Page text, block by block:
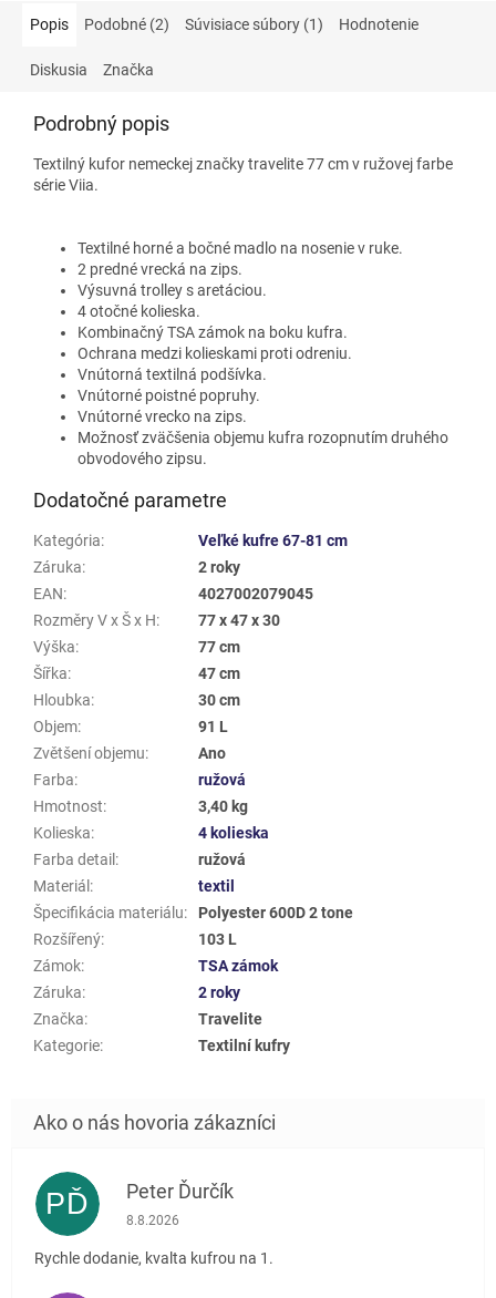
Popis Podobné (2) Súvisiace súbory (1) Hodnotenie
Diskusia Značka
Podrobný popis
Textilný kufor nemeckej značky travelite 77 cm v ružovej farbe
série Viia.
Textilné horné a bočné madlo na nosenie v ruke.
2 predné vrecká na zips.
Výsuvná trolley s aretáciou.
4 otočné kolieska.
Kombinačný TSA zámok na boku kufra.
Ochrana medzi kolieskami proti odreniu.
Vnútorná textilná podšívka.
Vnútorné poistné popruhy.
Vnútorné vrecko na zips.
Možnosť zväčšenia objemu kufra rozopnutím druhého
obvodového zipsu.
Dodatočné parametre
Kategória:
Veľké kufre 67-81 cm
Záruka:
2 roky
EAN:
4027002079045
Rozměry V x Š x H:
77 x 47 x 30
Výška:
77 cm
Šířka:
47 cm
Hloubka:
30 cm
Objem:
91 L
Zvětšení objemu:
Ano
Farba:
ružová
Hmotnost:
3,40 kg
Kolieska:
4 kolieska
Farba detail :
ružová
Materiál :
textil
Špecifikácia materiálu:
Polyester 600D 2 tone
Rozšířený:
103 L
Zámok:
TSA zámok
Záruka:
2 roky
Značka:
Travelite
Kategorie: Textilní kufry
PĎ Peter Ďurčík
Hodnotenie obchodu je 5 z 5 hviezdičiek.
8.8.2026
Rychle dodanie, kvalta kufrou na 1.